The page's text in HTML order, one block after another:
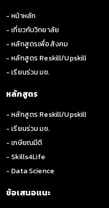
- หน้าหลัก
- เกี่ยวกับวิทยาลัย
- หลักสูตรเพื่อสังคม
- หลักสูตร Reskill/Upskill
- เรียนร่วม มช.
หลักสูตร
- หลักสูตร Reskill/Upskill
- เรียนร่วม มช.
- เกษียณมีดี
- Skills4Life
- Data Science
ข้อเสนอแนะ